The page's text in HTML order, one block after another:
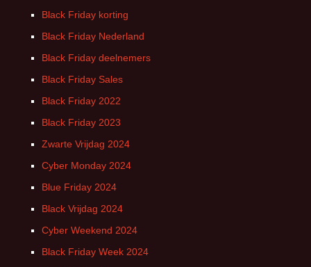
Black Friday korting
Black Friday Nederland
Black Friday deelnemers
Black Friday Sales
Black Friday 2022
Black Friday 2023
Zwarte Vrijdag 2024
Cyber Monday 2024
Blue Friday 2024
Black Vrijdag 2024
Cyber Weekend 2024
Black Friday Week 2024